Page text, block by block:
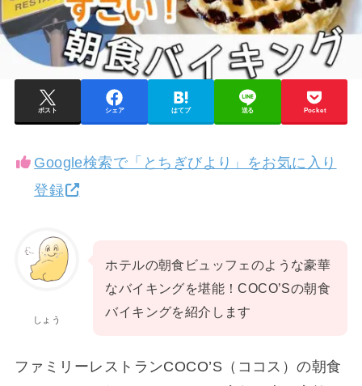
ポスト シェア はてブ 送る Pocket
Google検索で「とちぎびより」をお気に入り
登録
しょう
ホテルの朝食ビュッフェのような豪華
なバイキングを堪能！COCO’Sの朝食
バイキングを紹介します
ファミリーレストランCOCO’S（ココス）の朝食